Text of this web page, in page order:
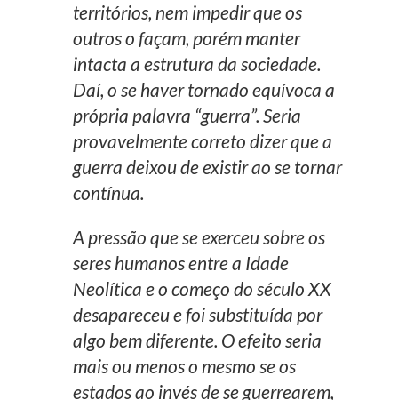
territórios, nem impedir que os
outros o façam, porém manter
intacta a estrutura da sociedade.
Daí, o se haver tornado equívoca a
própria palavra “guerra”. Seria
provavelmente correto dizer que a
guerra deixou de existir ao se tornar
contínua.
A pressão que se exerceu sobre os
seres humanos entre a Idade
Neolítica e o começo do século XX
desapareceu e foi substituída por
algo bem diferente. O efeito seria
mais ou menos o mesmo se os
estados ao invés de se guerrearem,